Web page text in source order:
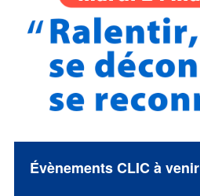
Évènements CLIC à venir